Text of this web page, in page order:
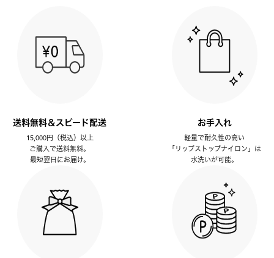
送料無料＆スピード配送
15,000円（税込）以上
ご購入で送料無料。
最短翌日にお届け。
お手入れ
軽量で耐久性の高い
「リップストップナイロン」は
水洗いが可能。